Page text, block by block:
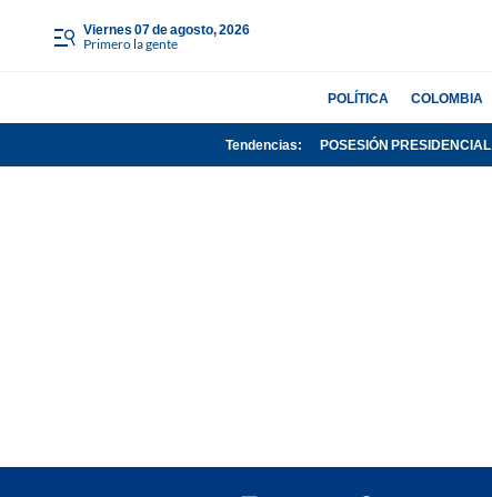
viernes 07 de agosto, 2026
Primero la gente
POLÍTICA COLOMBIA
Tendencias: POSESIÓN PRESIDENCIAL